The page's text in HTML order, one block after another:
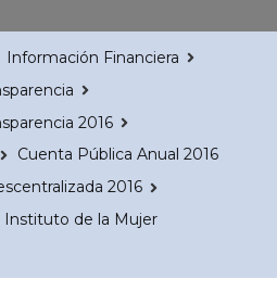
Información Financiera
2016
Cuenta Pública Anual 2016
2016
Instituto de la Mujer